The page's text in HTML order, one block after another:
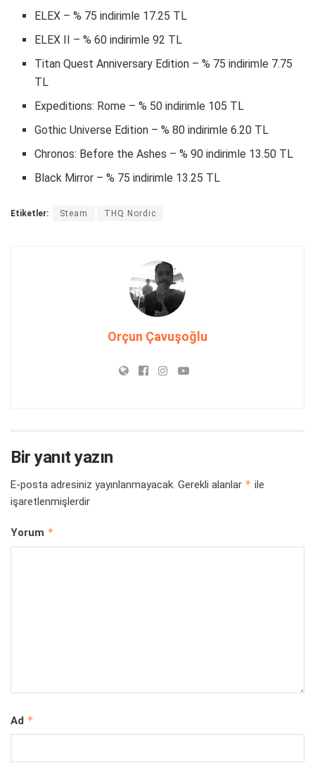
ELEX – % 75 indirimle 17.25 TL
ELEX II – % 60 indirimle 92 TL
Titan Quest Anniversary Edition – % 75 indirimle 7.75
TL
Expeditions: Rome – % 50 indirimle 105 TL
Gothic Universe Edition – % 80 indirimle 6.20 TL
Chronos: Before the Ashes – % 90 indirimle 13.50 TL
Black Mirror – % 75 indirimle 13.25 TL
Etiketler: Steam THQ Nordic
Orçun Çavuşoğlu
Bir yanıt yazın
E-posta adresiniz yayınlanmayacak. Gerekli alanlar * ile
işaretlenmişlerdir
Yorum *
Ad *